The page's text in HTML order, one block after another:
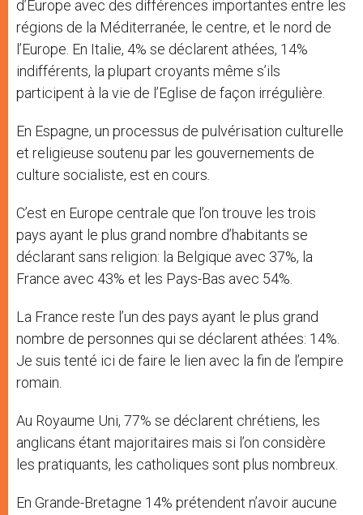
d’Europe avec des différences importantes entre les
régions de la Méditerranée, le centre, et le nord de
l’Europe. En Italie, 4% se déclarent athées, 14%
indifférents, la plupart croyants même s’ils
participent à la vie de l’Eglise de façon irrégulière.
En Espagne, un processus de pulvérisation culturelle
et religieuse soutenu par les gouvernements de
culture socialiste, est en cours.
C’est en Europe centrale que l’on trouve les trois
pays ayant le plus grand nombre d’habitants se
déclarant sans religion: la Belgique avec 37%, la
France avec 43% et les Pays-Bas avec 54%.
La France reste l’un des pays ayant le plus grand
nombre de personnes qui se déclarent athées: 14%.
Je suis tenté ici de faire le lien avec la fin de l’empire
romain.
Au Royaume Uni, 77% se déclarent chrétiens, les
anglicans étant majoritaires mais si l’on considère
les pratiquants, les catholiques sont plus nombreux.
En Grande-Bretagne 14% prétendent n’avoir aucune